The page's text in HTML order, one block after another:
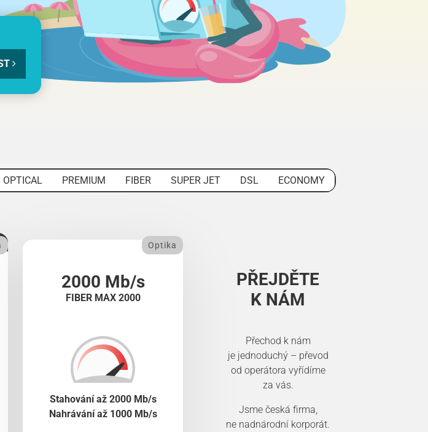
OPTICAL PREMIUM FIBER SUPER JET DSL
ECONOMY
2000 Mb/s
FIBER MAX 2000
Optika
Stahování až 2000 Mb/s
Nahrávání až 1000 Mb/s
PŘEJDĚTE
K NÁM
Přechod k nám
je jednoduchý – převod
od operátora vyřídíme
za vás.
Jsme česká firma,
ne nadnárodní korporát.